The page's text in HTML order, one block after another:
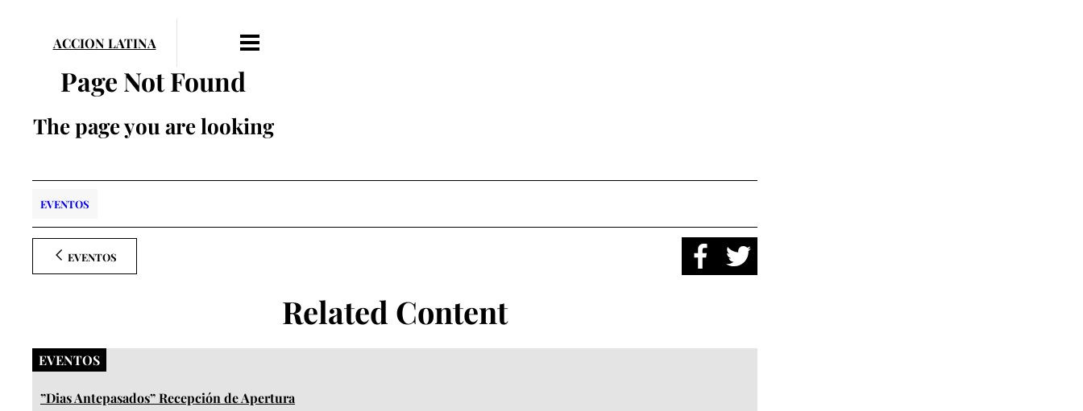
EVENTOS
EVENTOS
Related Content
EVENTOS
”Dias Antepasados” Recepción de Apertura​